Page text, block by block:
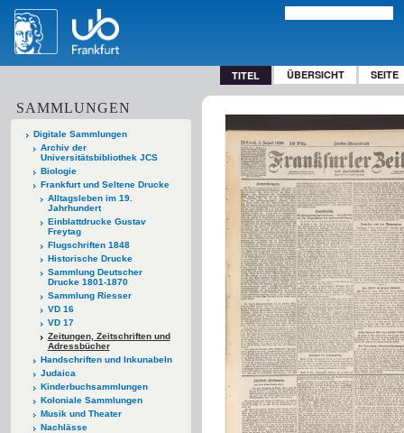
TITEL ÜBERSICHT SEITE
SAMMLUNGEN
Digitale Sammlungen
Archiv der
Universitätsbibliothek JCS
Biologie
Frankfurt und Seltene Drucke
Alltagsleben im 19.
Jahrhundert
Einblattdrucke Gustav
Freytag
Flugschriften 1848
Historische Drucke
Sammlung Deutscher
Drucke 1801-1870
Sammlung Riesser
VD 16
VD 17
Zeitungen, Zeitschriften und
Adressbücher
Handschriften und Inkunabeln
Judaica
Kinderbuchsammlungen
Koloniale Sammlungen
Musik und Theater
Nachlässe